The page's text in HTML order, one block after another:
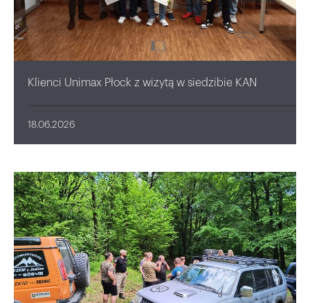
Klienci Unimax Płock z wizytą w siedzibie KAN
18.06.2026